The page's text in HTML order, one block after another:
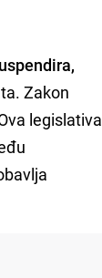
Zakon
legislativa